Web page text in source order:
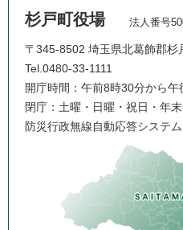
杉戸町役場 法人番号
〒345-8502 埼玉県北葛飾郡杉
Tel.0480-33-1111
開庁時間：午前8時30分から午
閉庁：土曜・日曜・祝日・年
防災行政無線自動応答システ